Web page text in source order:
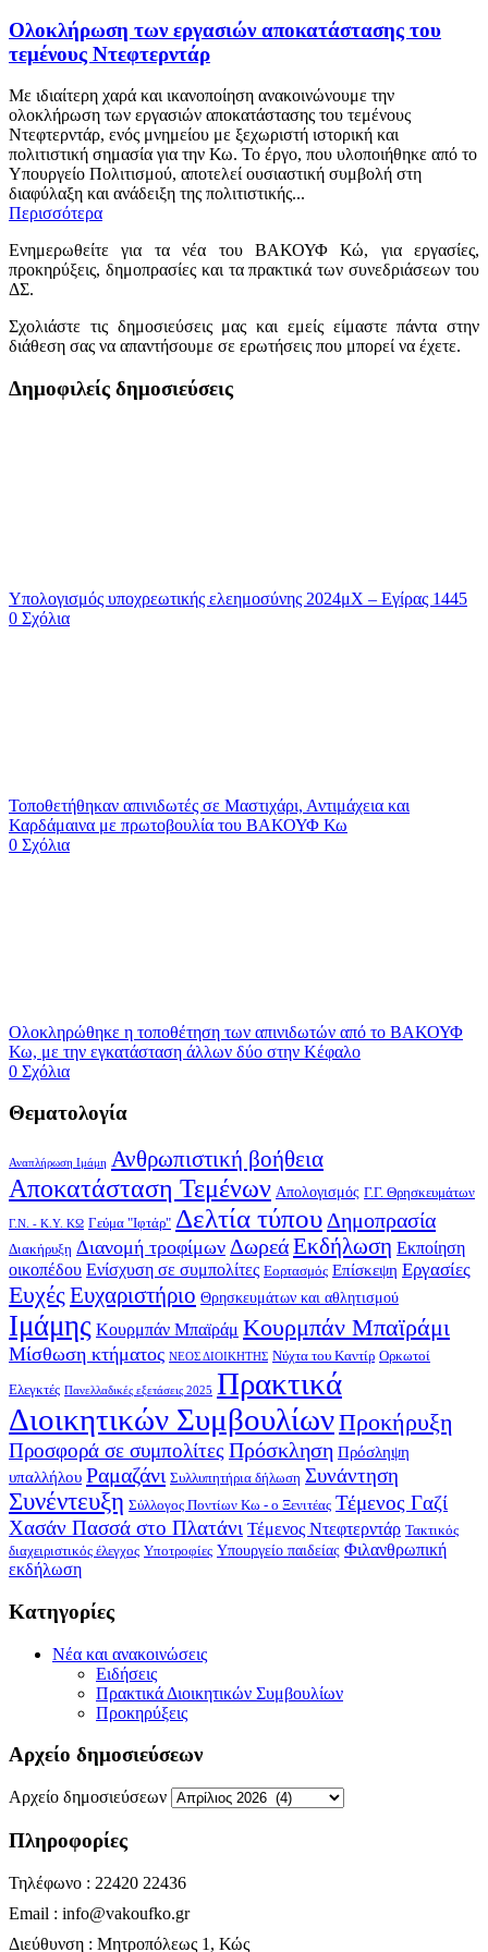
Ολοκλήρωση των εργασιών αποκατάστασης του
τεμένους Ντεφτερντάρ
Με ιδιαίτερη χαρά και ικανοποίηση ανακοινώνουμε την
ολοκλήρωση των εργασιών αποκατάστασης του τεμένους
Ντεφτερντάρ, ενός μνημείου με ξεχωριστή ιστορική και
πολιτιστική σημασία για την Κω. Το έργο, που υλοποιήθηκε από το
Υπουργείο Πολιτισμού, αποτελεί ουσιαστική συμβολή στη
διαφύλαξη και ανάδειξη της πολιτιστικής...
Περισσότερα
Ενημερωθείτε για τα νέα του ΒΑΚΟΥΦ Κώ, για εργασίες,
προκηρύξεις, δημοπρασίες και τα πρακτικά των συνεδριάσεων του
ΔΣ.
Σχολιάστε τις δημοσιεύσεις μας και εμείς είμαστε πάντα στην
διάθεση σας να απαντήσουμε σε ερωτήσεις που μπορεί να έχετε.
Δημοφιλείς δημοσιεύσεις
Υπολογισμός υποχρεωτικής ελεημοσύνης 2024μΧ – Εγίρας 1445
0 Σχόλια
Τοποθετήθηκαν απινιδωτές σε Μαστιχάρι, Αντιμάχεια και
Καρδάμαινα με πρωτοβουλία του ΒΑΚΟΥΦ Κω
0 Σχόλια
Ολοκληρώθηκε η τοποθέτηση των απινιδωτών από το ΒΑΚΟΥΦ
Κω, με την εγκατάσταση άλλων δύο στην Κέφαλο
0 Σχόλια
Θεματολογία
Αναπλήρωση Ιμάμη Ανθρωπιστική βοήθεια
Αποκατάσταση Τεμένων Απολογισμός Γ.Γ. Θρησκευμάτων
Γ.Ν. - Κ.Υ. ΚΩ Γεύμα "Ιφτάρ" Δελτία τύπου Δημοπρασία
Διακήρυξη Διανομή τροφίμων ΔωρεάΕκδήλωση Εκποίηση
οικοπέδου Ενίσχυση σε συμπολίτες Εορτασμός Επίσκεψη Εργασίες
Ευχές Ευχαριστήριο Θρησκευμάτων και αθλητισμού
Ιμάμης Κουρμπάν Μπαϊράμ Κουρμπάν Μπαϊράμι
Μίσθωση κτήματος ΝΕΟΣ ΔΙΟΙΚΗΤΗΣ Νύχτα του Καντίρ Ορκωτοί
Ελεγκτές Πανελλαδικές εξετάσεις 2025 Πρακτικά
Διοικητικών ΣυμβουλίωνΠροκήρυξη
Προσφορά σε συμπολίτες Πρόσκληση Πρόσληψη
υπαλλήλου Ραμαζάνι Συλλυπητήρια δήλωση Συνάντηση
Συνέντευξη Σύλλογος Ποντίων Κω - ο Ξενιτέας Τέμενος Γαζί
Χασάν Πασσά στο Πλατάνι Τέμενος Ντεφτερντάρ Τακτικός
διαχειριστικός έλεγχος Υποτροφίες Υπουργείο παιδείας Φιλανθρωπική
εκδήλωση
Kατηγορίες
Νέα και ανακοινώσεις
Ειδήσεις
Πρακτικά Διοικητικών Συμβουλίων
Προκηρύξεις
Αρχείο δημοσιεύσεων
Αρχείο δημοσιεύσεων
Πληροφορίες
Τηλέφωνο : 22420 22436
Email : info@vakoufko.gr
Διεύθυνση : Μητροπόλεως 1, Κώς